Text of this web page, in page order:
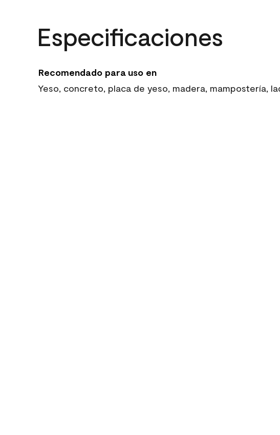
Especificaciones
Recomendado para uso en
Yeso, concreto, placa de yeso, madera, mampostería,